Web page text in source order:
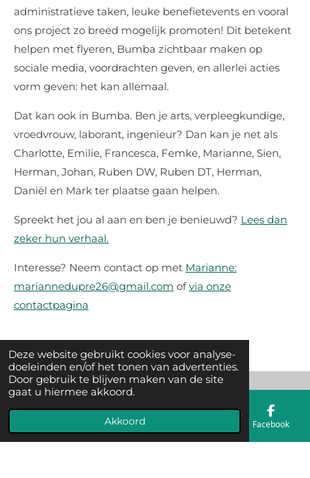
Deze website gebruikt cookies voor analyse-
doeleinden en/of het tonen van advertenties.
Door gebruik te blijven maken van de site
gaat u hiermee akkoord.
Akkoord
administratieve taken, leuke benefietevents en vooral
ons project zo breed mogelijk promoten! Dit betekent
helpen met flyeren, Bumba zichtbaar maken op
sociale media, voordrachten geven, en allerlei acties
vorm geven: het kan allemaal.
Dat kan ook in Bumba. Ben je arts, verpleegkundige,
vroedvrouw, laborant, ingenieur? Dan kan je net als
Charlotte, Emilie, Francesca, Femke, Marianne, Sien,
Herman, Johan, Ruben DW, Ruben DT, Herman,
Daniël en Mark ter plaatse gaan helpen.
Spreekt het jou al aan en ben je benieuwd? Lees dan
zeker hun verhaal.
Interesse? Neem contact op met Marianne:
mariannedupre26@gmail.com ofvia onze
contactpagina
© 2023 Een hart voor Bumba, het levenswerk van Marianne Du Pré
Powered byJouwWeb
Telefoonnummer Facebook